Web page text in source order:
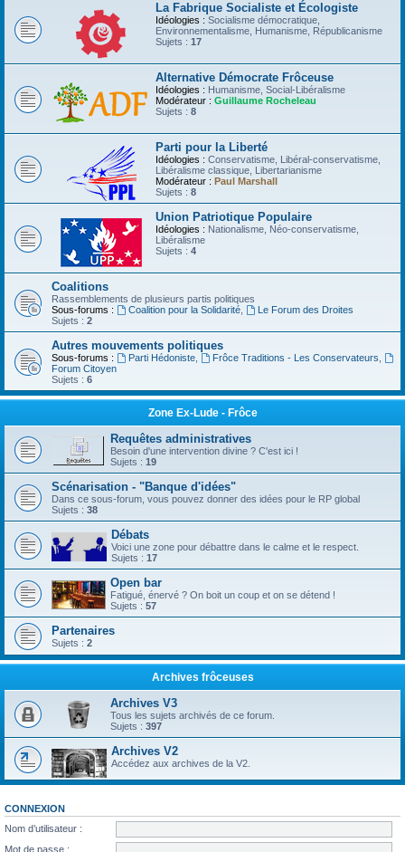
La Fabrique Socialiste et Écologiste
Idéologies : Socialisme démocratique,
Environnementalisme, Humanisme, Républicanisme
Sujets : 17
Alternative Démocrate Frôceuse
Idéologies : Humanisme, Social-Libéralisme
Modérateur : Guillaume Rocheleau
Sujets : 8
Parti pour la Liberté
Idéologies : Conservatisme, Libéral-conservatisme,
Libéralisme classique, Libertarianisme
Modérateur : Paul Marshall
Sujets : 8
Union Patriotique Populaire
Idéologies : Nationalisme, Néo-conservatisme,
Libéralisme
Sujets : 4
Coalitions
Rassemblements de plusieurs partis politiques
Sous-forums :
Coalition pour la Solidarité,
Le Forum des Droites
Sujets : 2
Autres mouvements politiques
Sous-forums : Parti Hédoniste, Frôce Traditions - Les Conservateurs
Forum Citoyen
Sujets : 6
Zone Ex-Lude - Frôce
Requêtes administratives
Besoin d'une intervention divine ? C'est ici !
Sujets : 19
Scénarisation - "Banque d'idées"
Dans ce sous-forum, vous pouvez donner des idées pour le RP global
Sujets : 38
Débats
Voici une zone pour débattre dans le calme et le respect.
Sujets : 17
Open bar
Fatigué, énervé ? On boit un coup et on se détend !
Sujets : 57
Partenaires
Sujets : 2
Archives frôceuses
Archives V3
Tous les sujets archivés de ce forum.
Sujets : 397
Archives V2
Accédez aux archives de la V2.
CONNEXION
Nom d’utilisateur :
Mot de passe :